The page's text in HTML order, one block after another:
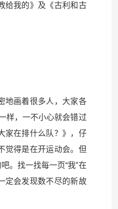
给我的》及《古利和古
地画着很多人，大家各
样，一不小心就会错过
家在排什么队？》，仔
觉得是在开运动会。但
。找一找每一页“我”在
定会发现数不尽的新故